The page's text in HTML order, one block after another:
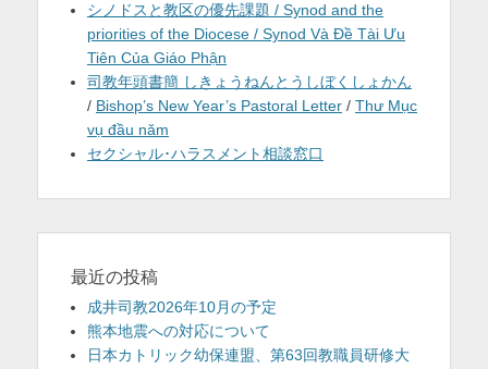
シノドスと教区の優先課題 / Synod and the
priorities of the Diocese / Synod Và Đề Tài Ưu
Tiên Của Giáo Phận
司教年頭書簡 しきょうねんとうしぼくしょかん
/ Bishop’s New Year’s Pastoral Letter / Thư Mục
vụ đầu năm
セクシャル･ハラスメント相談窓口
最近の投稿
成井司教2026年10月の予定
熊本地震への対応について
日本カトリック幼保連盟、第63回教職員研修大